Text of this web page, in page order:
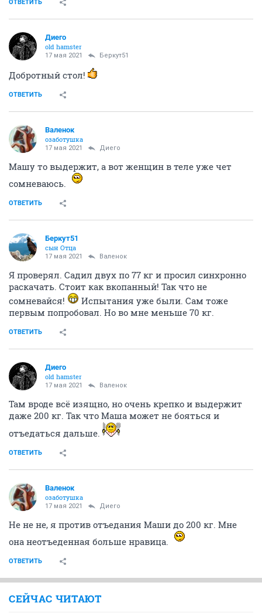
ОТВЕТИТЬ
Диего
old hamster
17 мая 2021 Беркут51
Добротный стол!
ОТВЕТИТЬ
Валенок
озаботушка
17 мая 2021 Диего
Машу то выдержит, а вот женщин в теле уже чет
сомневаюсь.
ОТВЕТИТЬ
Беркут51
сын Отца
17 мая 2021 Валенок
Я проверял. Садил двух по 77 кг и просил синхронно
раскачать. Стоит как вкопанный! Так что не
сомневайся!
Испытания уже были. Сам тоже
первым попробовал. Но во мне меньше 70 кг.
ОТВЕТИТЬ
Диего
old hamster
17 мая 2021 Валенок
Там вроде всё изящно, но очень крепко и выдержит
даже 200 кг. Так что Маша может не бояться и
отъедаться дальше.
ОТВЕТИТЬ
Валенок
озаботушка
17 мая 2021 Диего
Не не не, я против отъедания Маши до 200 кг. Мне
она неотъеденная больше нравица.
ОТВЕТИТЬ
СЕЙЧАС ЧИТАЮТ